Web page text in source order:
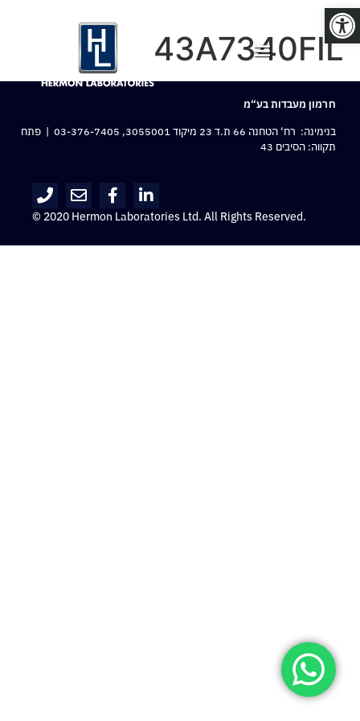
פתח סרגל נגישות
43A7340FIL
חרמון מעבדות בע“מ
בנימינה: רח‘ הטחנה 66 ת.ד 23 מיקוד 3055001,
03-376-7405 | פתח
תקווה: הסיבים 43
© 2020 Hermon Laboratories Ltd. All Rights Reserved.